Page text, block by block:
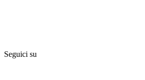
Seguici su